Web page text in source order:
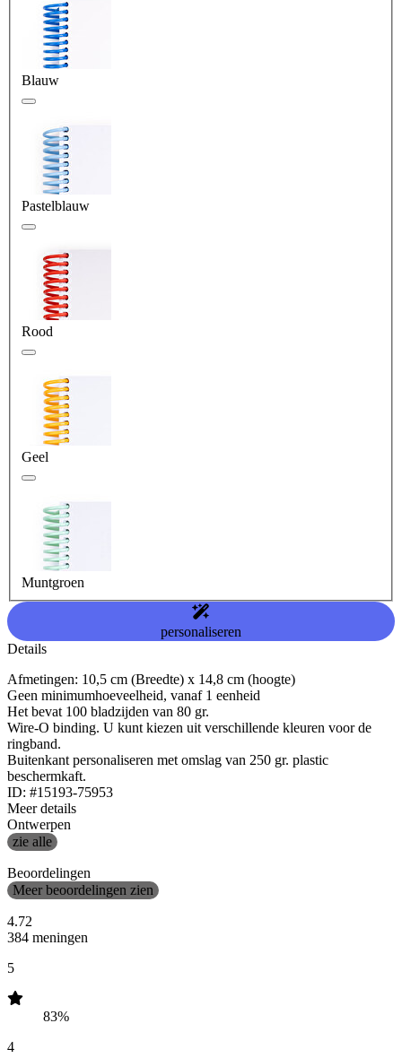
Blauw
Pastelblauw
Rood
Geel
Muntgroen
personaliseren
Details
Afmetingen: 10,5 cm (Breedte) x 14,8 cm (hoogte)
Geen minimumhoeveelheid, vanaf 1 eenheid
Het bevat 100 bladzijden van 80 gr.
Wire-O binding. U kunt kiezen uit verschillende kleuren voor de
ringband.
Buitenkant personaliseren met omslag van 250 gr. plastic
beschermkaft.
ID: #15193-75953
Meer details
Ontwerpen
zie alle
Beoordelingen
Meer beoordelingen zien
4.72
384 meningen
5
83%
4